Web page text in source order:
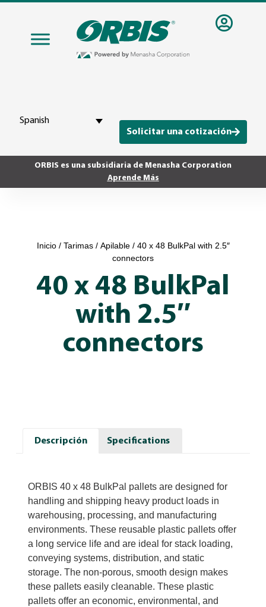
Spanish
Solicitar una cotización
ORBIS es una subsidiaria de Menasha Corporation
Aprende Más
Inicio/ Tarimas/ Apilable/ 40 x 48 BulkPal with 2.5″
connectors
40 x 48 BulkPal
with 2.5″
connectors
Descripción Specifications
ORBIS 40 x 48 BulkPal pallets are designed for
handling and shipping heavy product loads in
warehousing, processing, and manufacturing
environments. These reusable plastic pallets offer
a long service life and are ideal for stack loading,
conveying systems, distribution, and static
storage. The non-porous, smooth design makes
these pallets easily cleanable. These plastic
pallets offer an economic, environmental, and